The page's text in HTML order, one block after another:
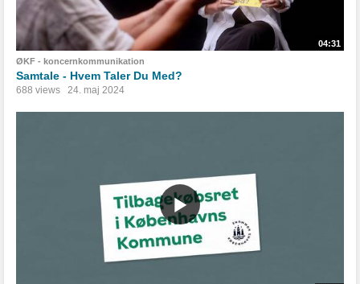
04:31
ØKF - koncernkommunikation
Samtale - Hvem Taler Du Med?
688 views 24. maj 2024